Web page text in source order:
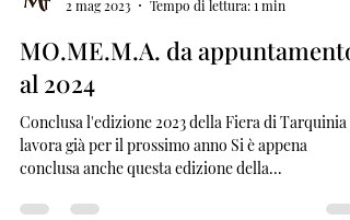
Met Bio
2 mag 2023
Tempo di lettura: 1 min
MO.ME.M.A. da appuntamento